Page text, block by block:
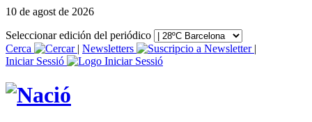
10 de agost de 2026
Seleccionar edición del periódico
Cerca
| Newsletters
|
Iniciar Sessió